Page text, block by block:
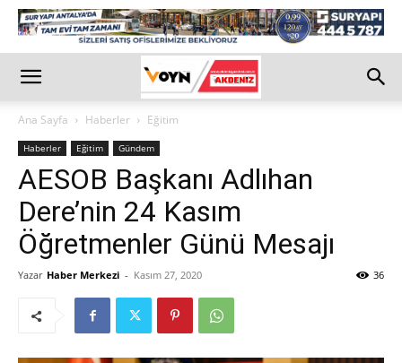
Ana Sayfa Haberler Eğitim
Haberler Eğitim Gündem
AESOB Başkanı Adlıhan
Dere’nin 24 Kasım
Öğretmenler Günü Mesajı
Yazar Haber Merkezi - Kasım 27, 2020 36